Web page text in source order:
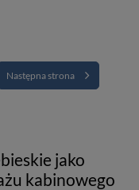
Następna strona
jako
kabinowego